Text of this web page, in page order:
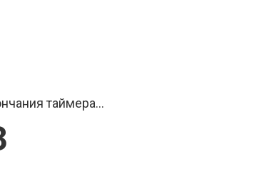
таймера...